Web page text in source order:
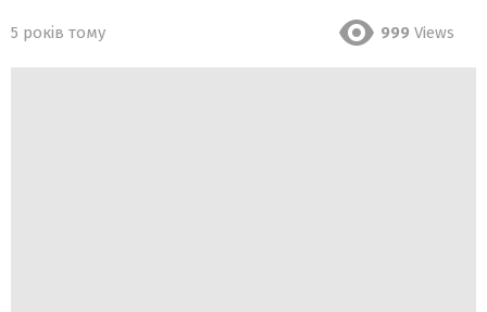
5 років тому 999 Views